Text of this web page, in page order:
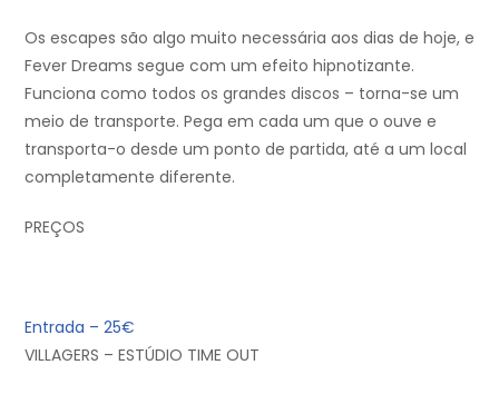
Os escapes são algo muito necessária aos dias de hoje, e
Fever Dreams segue com um efeito hipnotizante.
Funciona como todos os grandes discos – torna-se um
meio de transporte. Pega em cada um que o ouve e
transporta-o desde um ponto de partida, até a um local
completamente diferente.
PREÇOS
Entrada – 25€
VILLAGERS – ESTÚDIO TIME OUT